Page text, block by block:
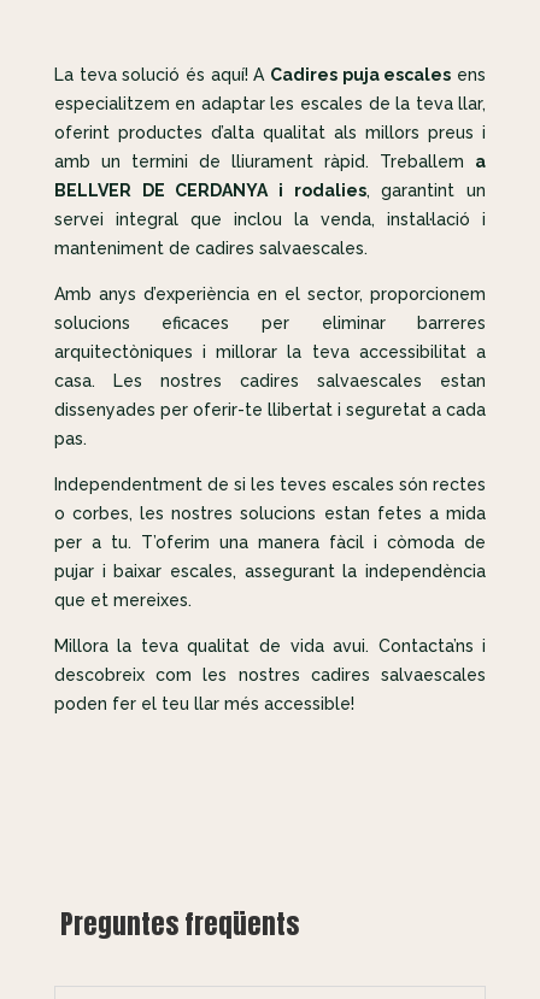
La teva solució és aquí! A Cadires puja escales ens
especialitzem en adaptar les escales de la teva llar,
oferint productes d’alta qualitat als millors preus i
amb un termini de lliurament ràpid. Treballem a
BELLVER DE CERDANYA i rodalies, garantint un
servei integral que inclou la venda, instal·lació i
manteniment de cadires salvaescales.
Amb anys d’experiència en el sector, proporcionem
solucions eficaces per eliminar barreres
arquitectòniques i millorar la teva accessibilitat a
casa. Les nostres cadires salvaescales estan
dissenyades per oferir-te llibertat i seguretat a cada
pas.
Independentment de si les teves escales són rectes
o corbes, les nostres solucions estan fetes a mida
per a tu. T’oferim una manera fàcil i còmoda de
pujar i baixar escales, assegurant la independència
que et mereixes.
Millora la teva qualitat de vida avui. Contacta’ns i
descobreix com les nostres cadires salvaescales
poden fer el teu llar més accessible!
Preguntes freqüents